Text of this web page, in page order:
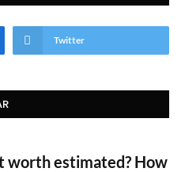
Twitter
worth estimated? How